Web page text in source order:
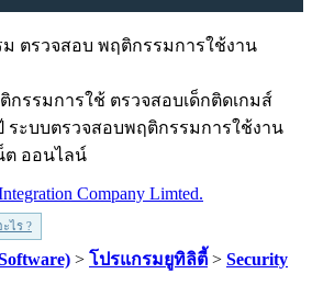
รรมการใช้ ตรวจสอบเด็กติดเกมส์
ระบบตรวจสอบพฤติกรรมการใช้งาน
ต ออนไลน์
Company Limted.
ะไร ?
> โปรแกรมยูทิลิตี้ > Security